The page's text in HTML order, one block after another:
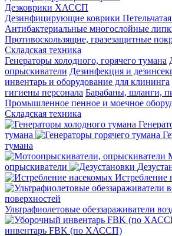
Дезковрики ХАССП
Дезинфицирующие коврики Петельчатая
Антибактериальные многослойные
Противоскользящие, гразезащитные
Складская техника
Генераторы холодного, горячего тумана
опрыскиватели Дезинфекция и
инвентарь и оборудование для клининга
гигиены персонала Барабаны, шланги,
Промышленное пенное и моечное
Складская техника
тумана
тумана
опрыскиватели
Истребление
Ультрафиолетовые обеззараживатели
инвентарь FBK (по ХАССП)